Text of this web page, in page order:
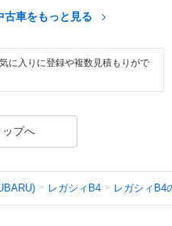
古車をもっと見る
に入りに登録や複数見積もりがで
プへ
レガシィB4 レガシィB4